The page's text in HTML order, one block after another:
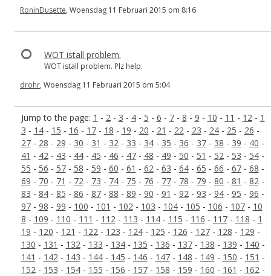
Jump to the page: 1 - 2- 3 - 4- 5 - 6 - 7- 8 - 9 - 10 - 11 - 12- 1
3 - 14- 15 - 16 - 17- 18 - 19 - 20 - 21 - 22- 23 - 24- 25 - 26 -
27- 28 - 29 - 30 - 31 - 32- 33 - 34- 35 - 36 - 37- 38 - 39 - 40 -
41 - 42- 43 - 44- 45 - 46 - 47- 48 - 49 - 50 - 51 - 52- 53 - 54-
55 - 56 - 57- 58 - 59 - 60 - 61 - 62- 63 - 64- 65 - 66 - 67- 68 -
69 - 70 - 71 - 72- 73 - 74- 75 - 76 - 77- 78 - 79 - 80 - 81 - 82-
83 - 84- 85 - 86 - 87- 88 - 89 - 90 - 91 - 92- 93 - 94- 95 - 96 -
97- 98 - 99 - 100 - 101 - 102- 103 - 104- 105 - 106 - 107- 10
8 - 109 - 110 - 111 - 112- 113 - 114- 115 - 116 - 117- 118 - 1
19 - 120 - 121 - 122- 123 - 124- 125 - 126 - 127- 128 - 129 -
130 - 131 - 132- 133 - 134- 135 - 136 - 137- 138 - 139 - 140 -
141 - 142- 143 - 144- 145 - 146 - 147- 148 - 149 - 150 - 151 -
152- 153 - 154- 155 - 156 - 157- 158 - 159 - 160 - 161 - 162-
RoninDusette, Woensdag 11 Februari 2015 om 8:16
WOT istall problem.
WOT istall problem. Plz help.
drohr, Woensdag 11 Februari 2015 om 5:04